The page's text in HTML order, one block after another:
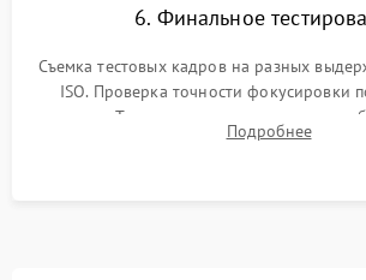
6. Финальное
Съемка тестовых кадров на разных
ISO. Проверка точности фокусировки
мишени. Тест записи на карту памяти,
вспышки, микрофона и всех кнопок
Подробнее